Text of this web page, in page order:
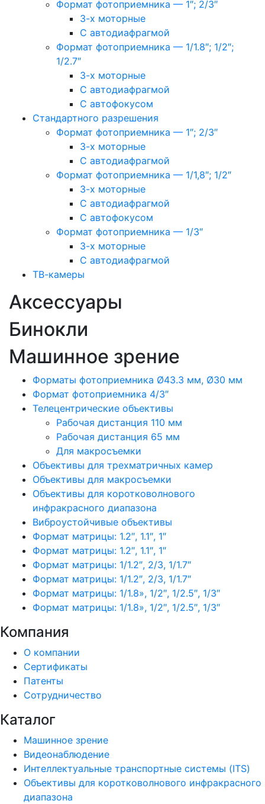
Формат фотоприемника — 1″; 2/3″
3-х моторные
С автодиафрагмой
Формат фотоприемника — 1/1.8″; 1/2″;
1/2.7″
3-х моторные
С автодиафрагмой
С автофокусом
Стандартного разрешения
Формат фотоприемника — 1″; 2/3″
3-х моторные
С автодиафрагмой
Формат фотоприемника — 1/1,8″; 1/2″
3-х моторные
С автодиафрагмой
С автофокусом
Формат фотоприемника — 1/3″
3-х моторные
С автодиафрагмой
ТВ-камеры
Аксессуары
Бинокли
Машинное зрение
Форматы фотоприемника Ø43.3 мм, Ø30 мм
Формат фотоприемника 4/3″
Телецентрические объективы
Рабочая дистанция 110 мм
Рабочая дистанция 65 мм
Для макросъемки
Объективы для трехматричных камер
Объективы для макросъемки
Объективы для коротковолнового
инфракрасного диапазона
Виброустойчивые объективы
Формат матрицы: 1.2″, 1.1″, 1″
Формат матрицы: 1.2″, 1.1″, 1″
Формат матрицы: 1/1.2″, 2/3, 1/1.7″
Формат матрицы: 1/1.2″, 2/3, 1/1.7″
Формат матрицы: 1/1.8», 1/2″, 1/2.5″, 1/3″
Формат матрицы: 1/1.8», 1/2″, 1/2.5″, 1/3″
Компания
О компании
Сертификаты
Патенты
Сотрудничество
Каталог
Машинное зрение
Видеонаблюдение
Интеллектуальные транспортные системы (ITS)
Объективы для коротковолнового инфракрасного
диапазона